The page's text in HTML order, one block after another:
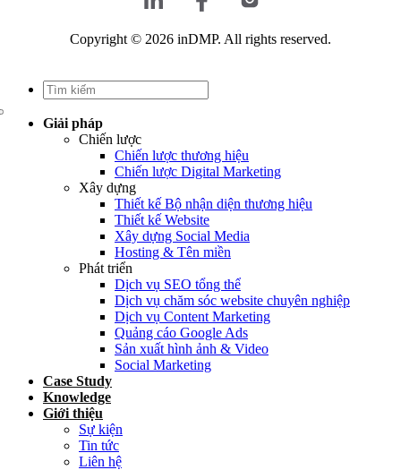
Copyright © 2026 inDMP. All rights reserved.
Giải pháp
Chiến lược
Chiến lược thương hiệu
Chiến lược Digital Marketing
Xây dựng
Thiết kế Bộ nhận diện thương hiệu
Thiết kế Website
Xây dựng Social Media
Hosting & Tên miền
Phát triển
Dịch vụ SEO tổng thể
Dịch vụ chăm sóc website chuyên nghiệp
Dịch vụ Content Marketing
Quảng cáo Google Ads
Sản xuất hình ảnh & Video
Social Marketing
Case Study
Knowledge
Giới thiệu
Sự kiện
Tin tức
Liên hệ